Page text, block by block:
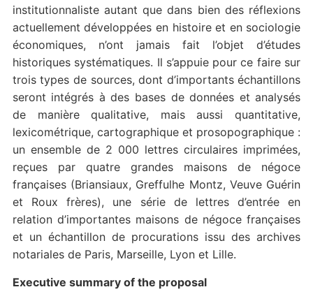
institutionnaliste autant que dans bien des réflexions
actuellement développées en histoire et en sociologie
économiques, n’ont jamais fait l’objet d’études
historiques systématiques. Il s’appuie pour ce faire sur
trois types de sources, dont d’importants échantillons
seront intégrés à des bases de données et analysés
de manière qualitative, mais aussi quantitative,
lexicométrique, cartographique et prosopographique :
un ensemble de 2 000 lettres circulaires imprimées,
reçues par quatre grandes maisons de négoce
françaises (Briansiaux, Greffulhe Montz, Veuve Guérin
et Roux frères), une série de lettres d’entrée en
relation d’importantes maisons de négoce françaises
et un échantillon de procurations issu des archives
notariales de Paris, Marseille, Lyon et Lille.
Executive summary of the proposal